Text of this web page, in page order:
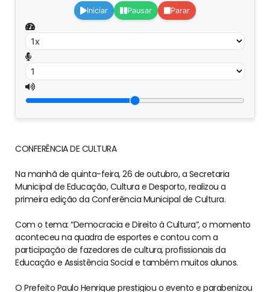
Iniciar Pausar Parar
CONFERÊNCIA DE CULTURA
Na manhã de quinta-feira, 26 de outubro, a Secretaria
Municipal de Educação, Cultura e Desporto, realizou a
primeira edição da Conferência Municipal de Cultura.
Com o tema: “Democracia e Direito à Cultura”, o momento
aconteceu na quadra de esportes e contou com a
participação de fazedores de cultura, profissionais da
Educação e Assistência Social e também muitos alunos.
O Prefeito Paulo Henrique prestigiou o evento e parabenizou